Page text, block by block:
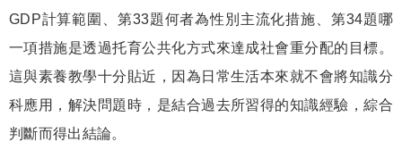
GDP計算範圍、第33題何者為性別主流化措施、第34題哪
一項措施是透過托育公共化方式來達成社會重分配的目標。
這與素養教學十分貼近，因為日常生活本來就不會將知識分
科應用，解決問題時，是結合過去所習得的知識經驗，綜合
判斷而得出結論。